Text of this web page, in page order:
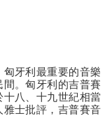
牙利最重要的音樂
。匈牙利的吉普賽
八、十九世紀相當
士批評，吉普賽音